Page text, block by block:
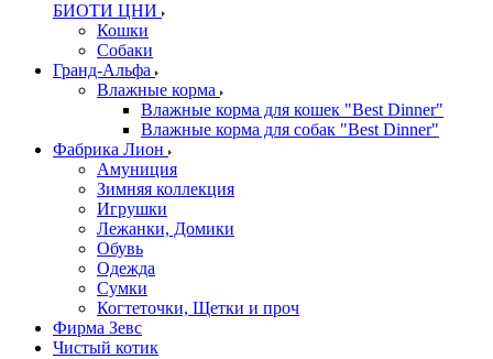
БИОТИ ЦНИ
Кошки
Собаки
Гранд-Альфа
Влажные корма
Влажные корма для кошек "Best Dinner"
Влажные корма для собак "Best Dinner"
Фабрика Лион
Амуниция
Зимняя коллекция
Игрушки
Лежанки, Домики
Обувь
Одежда
Сумки
Когтеточки, Щетки и проч
Фирма Зевс
Чистый котик